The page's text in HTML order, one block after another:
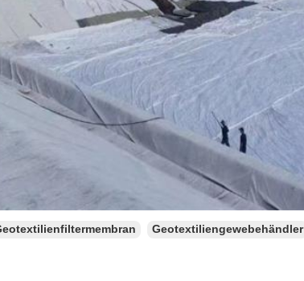
Geotextiliengewebehändler